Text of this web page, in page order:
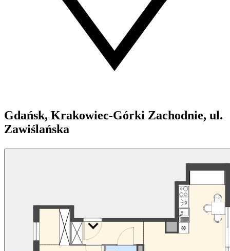
Gdańsk, Krakowiec-Górki Zachodnie, ul.
Zawiślańska